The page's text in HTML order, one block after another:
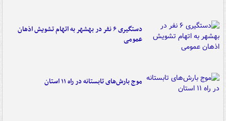
دستگیری ۶ نفر در بهشهر به اتهام تشویش اذهان
عمومی
موج بارش‌های تابستانه در راه ۱۱ استان